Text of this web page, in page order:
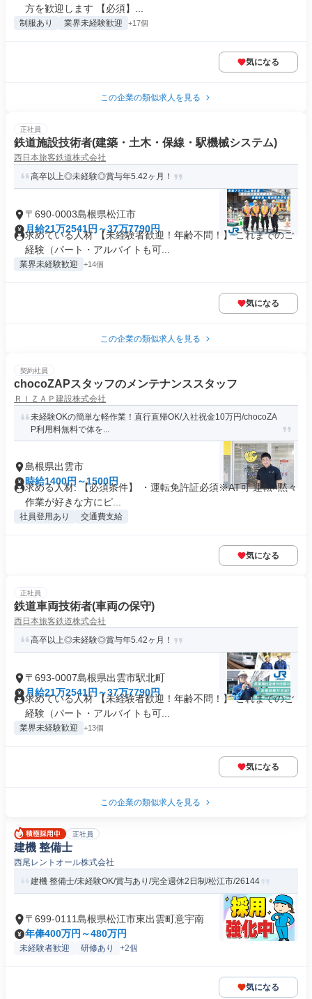
方を歓迎します 【必須】...
制服あり 業界未経験歓迎 +17個
気になる
この企業の類似求人を見る
正社員
鉄道施設技術者(建築・土木・保線・駅機械システム)
西日本旅客鉄道株式会社
高卒以上◎未経験◎賞与年5.42ヶ月！
〒690-0003島根県松江市
月給21万2541円～37万7790円
求めている人材 【未経験者歓迎！年齢不問！】 これまでのご
経験（パート・アルバイトも可...
業界未経験歓迎 +14個
気になる
この企業の類似求人を見る
契約社員
chocoZAPスタッフのメンテナンススタッフ
ＲＩＺＡＰ建設株式会社
未経験OKの簡単な軽作業！直行直帰OK/入社祝金10万円/chocoZA
P利用料無料で体を...
島根県出雲市
時給1400円～1500円
求める人材: 【必須条件】 ・運転免許証必須※AT可 運転×黙々
作業が好きな方にピ...
社員登用あり 交通費支給
気になる
正社員
鉄道車両技術者(車両の保守)
西日本旅客鉄道株式会社
高卒以上◎未経験◎賞与年5.42ヶ月！
〒693-0007島根県出雲市駅北町
月給21万2541円～37万7790円
求めている人材 【未経験者歓迎！年齢不問！】 これまでのご
経験（パート・アルバイトも可...
業界未経験歓迎 +13個
気になる
この企業の類似求人を見る
正社員
建機 整備士
西尾レントオール株式会社
建機 整備士/未経験OK/賞与あり/完全週休2日制/松江市/26144
〒699-0111島根県松江市東出雲町意宇南
年俸400万円～480万円
未経験者歓迎 研修あり +2個
気になる